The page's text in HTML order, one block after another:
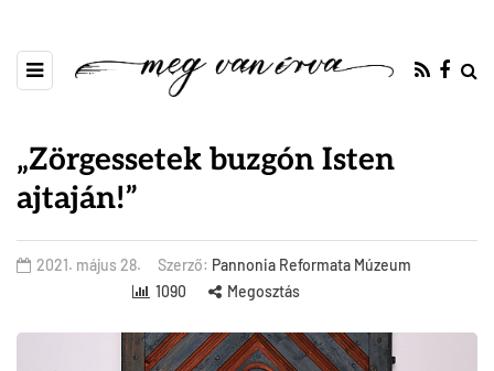
„Zörgessetek buzgón Isten
ajtaján!”
2021. május 28. Szerző: Pannonia Reformata Múzeum
1090
Megosztás